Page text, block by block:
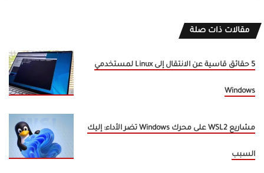
مقالات ذات صلة
5 حقائق قاسية عن الانتقال إلى Linux لمستخدمي
Windows
مشاريع WSL2 على محرك Windows تضر الأداء: إليك
السبب